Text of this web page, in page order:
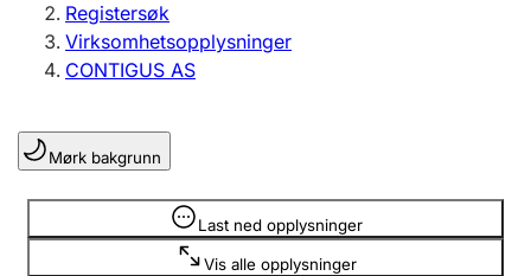
Enkeltpersonforetak
Registrere, endre, slette
Lag og forening
Registrere, endre, slette
Registersøk
Virksomhetsopplysninger
CONTIGUS AS
Mørk bakgrunn
Last ned opplysninger
Vis alle opplysninger
Opplysninger er skjult